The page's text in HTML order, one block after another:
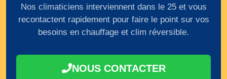
Nos climaticiens interviennent dans le 25 et vous
recontactent rapidement pour faire le point sur vos
besoins en chauffage et clim réversible.
NOUS CONTACTER